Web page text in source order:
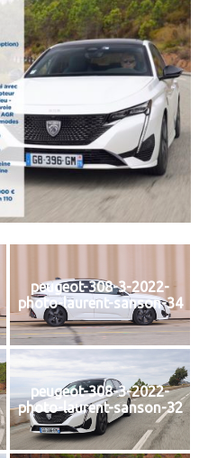
peugeot-308-3-2022-
photo-laurent-sanson-34
peugeot-308-3-2022-
photo-laurent-sanson-32